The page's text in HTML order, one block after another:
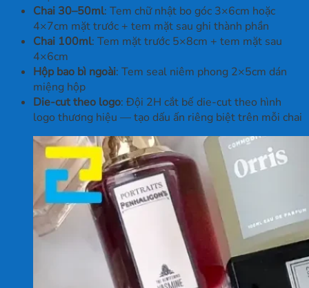
Chai 30–50ml: Tem chữ nhật bo góc 3×6cm hoặc
4×7cm mặt trước + tem mặt sau ghi thành phần
Chai 100ml: Tem mặt trước 5×8cm + tem mặt sau
4×6cm
Hộp bao bì ngoài: Tem seal niêm phong 2×5cm dán
miệng hộp
Die-cut theo logo: Đội 2H cắt bế die-cut theo hình
logo thương hiệu — tạo dấu ấn riêng biệt trên mỗi chai